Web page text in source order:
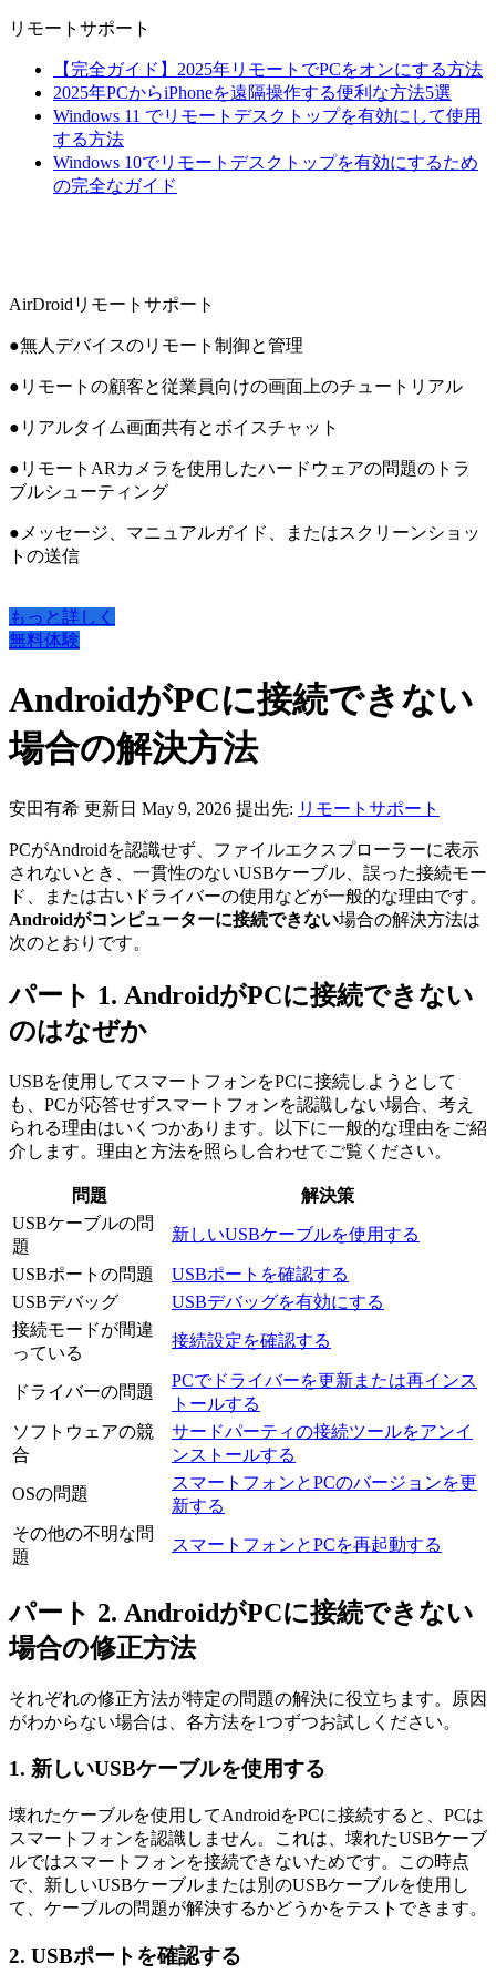
リモートサポート
【完全ガイド】2025年リモートでPCをオンにする方法
2025年PCからiPhoneを遠隔操作する便利な方法5選
Windows 11 でリモートデスクトップを有効にして使用
する方法
Windows 10でリモートデスクトップを有効にするため
の完全なガイド
AirDroidリモートサポート
●無人デバイスのリモート制御と管理
●リモートの顧客と従業員向けの画面上のチュートリアル
●リアルタイム画面共有とボイスチャット
●リモートARカメラを使用したハードウェアの問題のトラ
ブルシューティング
●メッセージ、マニュアルガイド、またはスクリーンショッ
トの送信
もっと詳しく
無料体験
AndroidがPCに接続できない
場合の解決方法
安田有希 更新日 May 9, 2026 提出先: リモートサポート
PCがAndroidを認識せず、ファイルエクスプローラーに表示
されないとき、一貫性のないUSBケーブル、誤った接続モー
ド、または古いドライバーの使用などが一般的な理由です。
Androidがコンピューターに接続できない場合の解決方法は
次のとおりです。
パート 1. AndroidがPCに接続できない
のはなぜか
USBを使用してスマートフォンをPCに接続しようとして
も、PCが応答せずスマートフォンを認識しない場合、考え
られる理由はいくつかあります。以下に一般的な理由をご紹
介します。理由と方法を照らし合わせてご覧ください。
問題
解決策
USBケーブルの問
題
新しいUSBケーブルを使用する
USBポートの問題
USBポートを確認する
USBデバッグ
USBデバッグを有効にする
接続モードが間違
っている
接続設定を確認する
ドライバーの問題
PCでドライバーを更新または再インス
トールする
ソフトウェアの競
合
サードパーティの接続ツールをアンイ
ンストールする
OSの問題
スマートフォンとPCのバージョンを更
新する
その他の不明な問
題
スマートフォンとPCを再起動する
パート 2. AndroidがPCに接続できない
場合の修正方法
それぞれの修正方法が特定の問題の解決に役立ちます。原因
がわからない場合は、各方法を1つずつお試しください。
1. 新しいUSBケーブルを使用する
壊れたケーブルを使用してAndroidをPCに接続すると、PCは
スマートフォンを認識しません。これは、壊れたUSBケーブ
ルではスマートフォンを接続できないためです。この時点
で、新しいUSBケーブルまたは別のUSBケーブルを使用し
て、ケーブルの問題が解決するかどうかをテストできます。
2. USBポートを確認する